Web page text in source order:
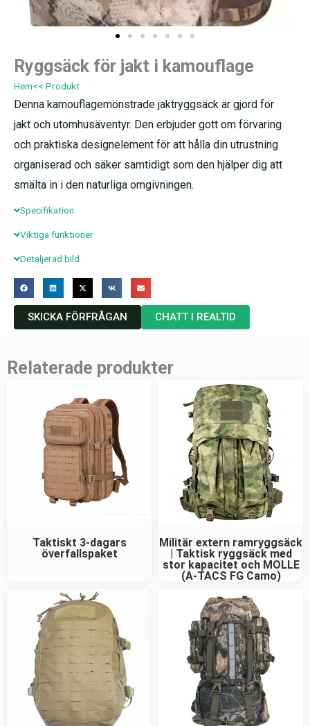
Ryggsäck för jakt i kamouflage
Hem<< Produkt
Denna kamouflagemönstrade jaktryggsäck är gjord för
jakt och utomhusäventyr. Den erbjuder gott om förvaring
och praktiska designelement för att hålla din utrustning
organiserad och säker samtidigt som den hjälper dig att
smälta in i den naturliga omgivningen.
Specifikation
Viktiga funktioner
Detaljerad bild
SKICKA FÖRFRÅGAN CHATT I REALTID
Relaterade produkter
Taktiskt 3-dagars
överfallspaket
Militär extern ramryggsäck
| Taktisk ryggsäck med
stor kapacitet och MOLLE
(A-TACS FG Camo)